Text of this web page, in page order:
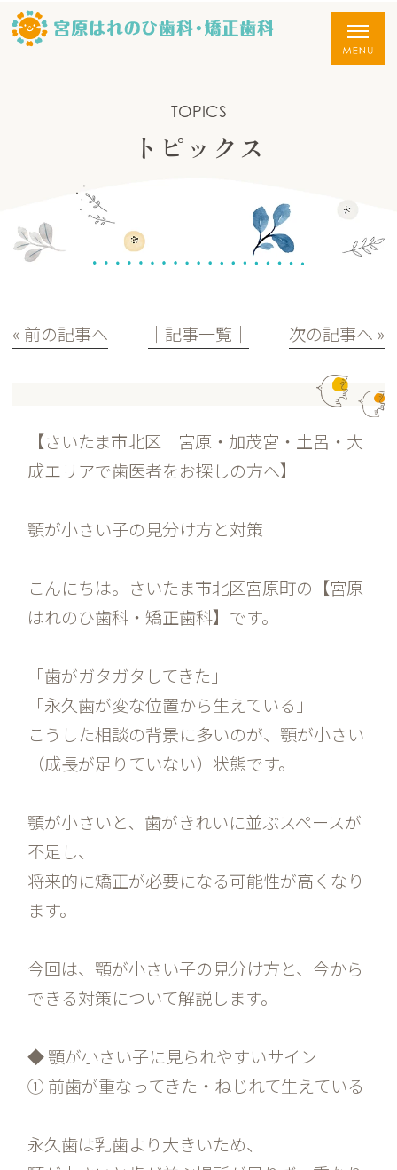
TOPICS
トピックス
« 前の記事へ │記事一覧│ 次の記事へ »
【さいたま市北区 宮原・加茂宮・土呂・大
成エリアで歯医者をお探しの方へ】
顎が小さい子の見分け方と対策
こんにちは。さいたま市北区宮原町の【宮原
はれのひ歯科・矯正歯科】です。
「歯がガタガタしてきた」
「永久歯が変な位置から生えている」
こうした相談の背景に多いのが、顎が小さい
（成長が足りていない）状態です。
顎が小さいと、歯がきれいに並ぶスペースが
不足し、
将来的に矯正が必要になる可能性が高くなり
ます。
今回は、顎が小さい子の見分け方と、今から
できる対策について解説します。
◆ 顎が小さい子に見られやすいサイン
① 前歯が重なってきた・ねじれて生えている
永久歯は乳歯より大きいため、